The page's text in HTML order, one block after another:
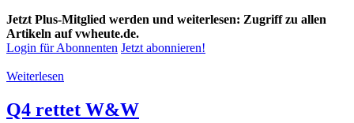
Jetzt Plus-Mitglied werden und weiterlesen: Zugriff zu allen
Artikeln auf vwheute.de.
Login für Abonnenten Jetzt abonnieren!
Weiterlesen
Q4 rettet W&W